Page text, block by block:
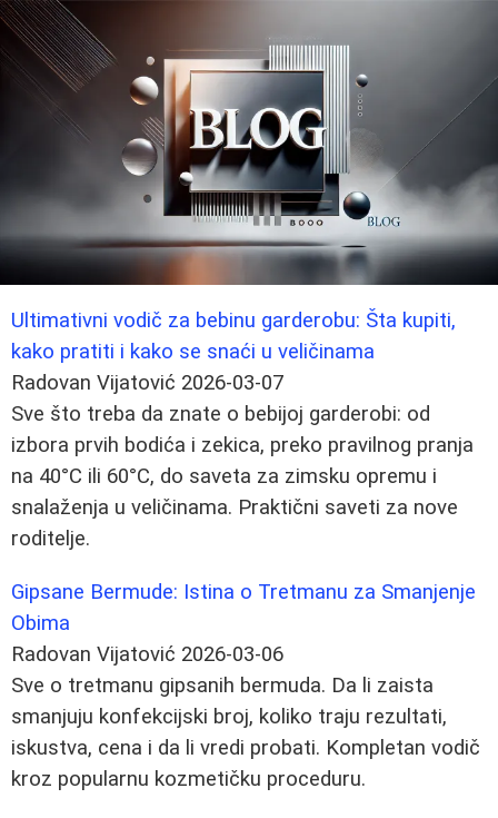
Ultimativni vodič za bebinu garderobu: Šta kupiti,
kako pratiti i kako se snaći u veličinama
Radovan Vijatović 2026-03-07
Sve što treba da znate o bebijoj garderobi: od
izbora prvih bodića i zekica, preko pravilnog pranja
na 40°C ili 60°C, do saveta za zimsku opremu i
snalaženja u veličinama. Praktični saveti za nove
roditelje.
Gipsane Bermude: Istina o Tretmanu za Smanjenje
Obima
Radovan Vijatović 2026-03-06
Sve o tretmanu gipsanih bermuda. Da li zaista
smanjuju konfekcijski broj, koliko traju rezultati,
iskustva, cena i da li vredi probati. Kompletan vodič
kroz popularnu kozmetičku proceduru.